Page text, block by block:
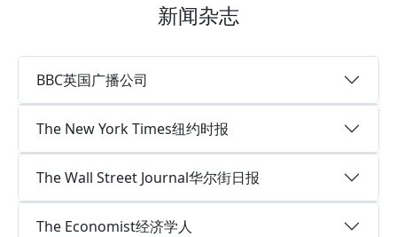
新闻杂志
BBC英国广播公司
The New York Times纽约时报
The Wall Street Journal华尔街日报
The Economist经济学人